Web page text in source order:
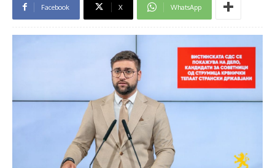
Facebook X WhatsApp